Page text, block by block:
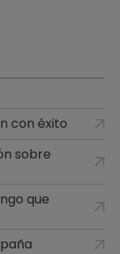
con éxito
sobre
que